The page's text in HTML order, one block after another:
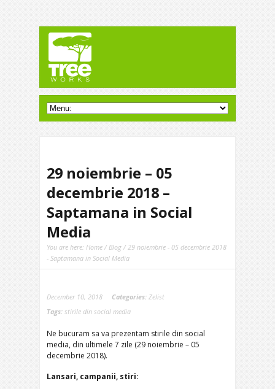
29 noiembrie – 05
decembrie 2018 –
Saptamana in Social
Media
You are here: Home /Blog / 29 noiembrie - 05 decembrie 2018
- Saptamana in Social Media
December 10, 2018 Categories: Zelist
Tags: stirile din social media
Ne bucuram sa va prezentam stirile din social
media, din ultimele 7 zile (29 noiembrie – 05
decembrie 2018).
Lansari, campanii, stiri: